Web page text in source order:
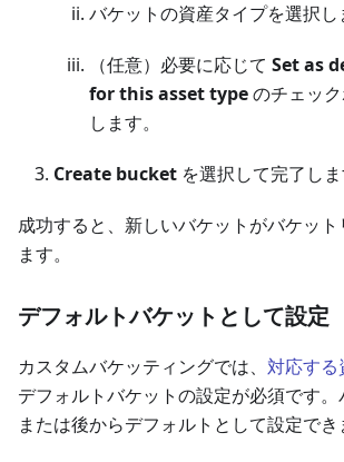
バケットの資産タイプを選択し
（任意）必要に応じて Set as
for this asset typeのチェッ
します。
Create bucket を選択して完了しま
成功すると、新しいバケットがバケッ
ます。
デフォルトバケットとして設定
カスタムバケッティングでは、 対応する
デフォルトバケットの設定が必須です。
または後からデフォルトとして設定でき